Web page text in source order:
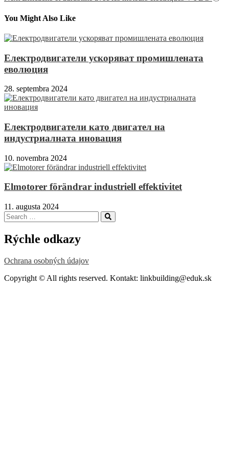
v
článku
You Might Also Like
Електродвигатели ускоряват промишлената
еволюция
28. septembra 2024
Електродвигатели като двигател на
индустриалната иновация
10. novembra 2024
Elmotorer förändrar industriell effektivitet
11. augusta 2024
Search
for:
Search
Rýchle odkazy
Ochrana osobných údajov
Copyright © All rights reserved. Kontakt: linkbuilding@eduk.sk